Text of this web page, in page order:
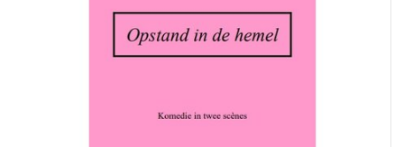
OVERIG (30'-75')
SPEKTAKELSTUKKEN